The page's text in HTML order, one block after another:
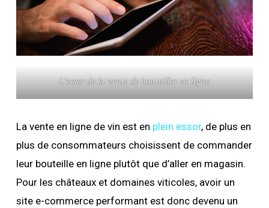
L’essor de la vente de bouteilles en ligne
La vente en ligne de vin est en plein essor, de plus en
plus de consommateurs choisissent de commander
leur bouteille en ligne plutôt que d’aller en magasin.
Pour les châteaux et domaines viticoles, avoir un
site e-commerce performant est donc devenu un